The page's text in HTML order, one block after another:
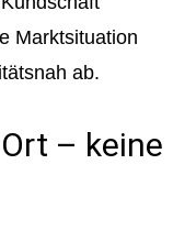
Marktsituation
ab.
– keine